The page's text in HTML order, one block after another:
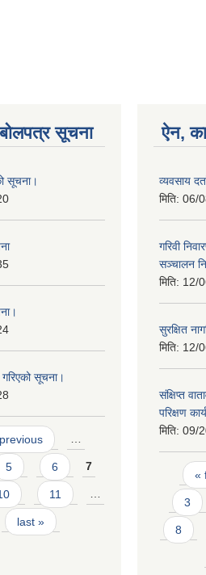
सूचना
सूचना।
सूचना।
…
5 6 7
11 …
last »
ऐन,
व्यवसाय
मिति: 06/
गरिवी
सञ्चालन
मिति: 12/
सुरक्षित
मिति: 12/
संक्षिप्त
परिक्षण
मिति: 09/
«
3
8